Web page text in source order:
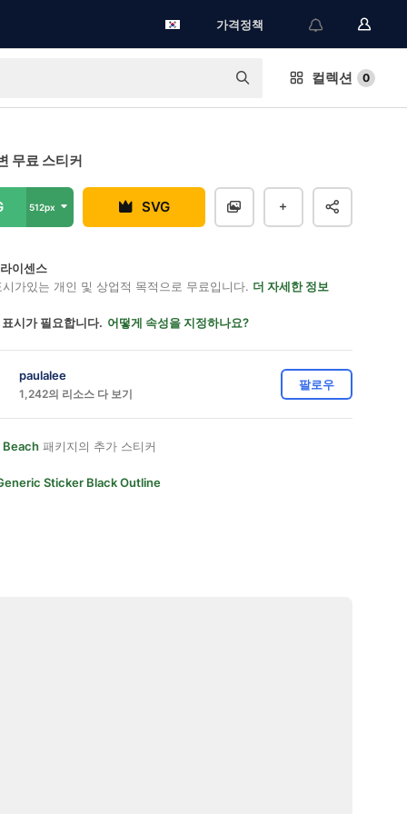
가격정책
컬렉션 0
무료 스티커
512px SVG
이센스
가있는 개인 및 상업적 목적으로 무료입니다. 더 자세한 정보
시가 필요합니다. 어떻게 속성을 지정하나요?
paulalee
1,242의 리소스 다 보기
팔로우
Beach 패키지의 추가 스티커
Sticker Black Outline